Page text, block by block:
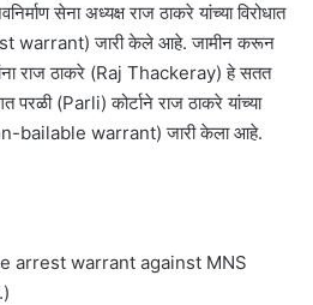
सेना अध्यक्ष राज ठाकरे यांच्या विरोधात
warrant) जारी केले आहे. जामीन करून
राज ठाकरे (Raj Thackeray) हे सतत
परळी (Parli) कोर्टाने राज ठाकरे यांच्या
bailable warrant) जारी केला आहे.
arrest warrant against MNS